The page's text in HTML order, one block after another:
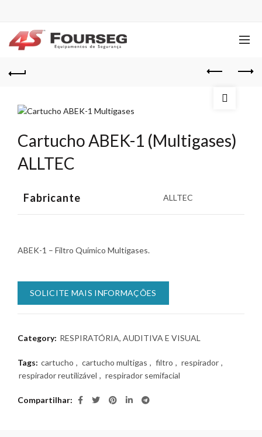
Cartucho ABEK-1 (Multigases)
ALLTEC
Fabricante ALLTEC
ABEK-1 – Filtro Químico Multigases.
SOLICITE MAIS INFORMAÇÕES
Category: RESPIRATÓRIA, AUDITIVA E VISUAL
Tags: cartucho , cartucho multigas , filtro , respirador ,
respirador reutilizável , respirador semifacial
Compartilhar